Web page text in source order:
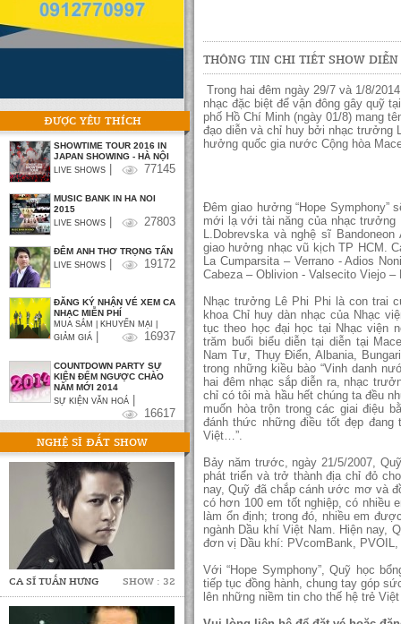
ĐƯỢC YÊU THÍCH
SHOWTIME TOUR 2016 IN
JAPAN SHOWING - HÀ NỘI
LIVE SHOWS 77145
MUSIC BANK IN HA NOI
2015
LIVE SHOWS 27803
ĐÊM ANH THƠ TRỌNG TẤN
LIVE SHOWS 19172
ĐĂNG KÝ NHẬN VÉ XEM CA
NHẠC MIỄN PHÍ
MUA SẮM | KHUYẾN MẠI |
GIẢM GIÁ
16937
COUNTDOWN PARTY SỰ
KIỆN ĐẾM NGƯỢC CHÀO
NĂM MỚI 2014
SỰ KIỆN VĂN HOÁ
16617
NGHỆ SĨ ĐẮT SHOW
CA SĨ TUẤN HƯNG SHOW : 32
THÔNG TIN CHI TIẾT SHOW DIỄN
Trong hai đêm ngày 29/7 và 1/8/
nhạc đặc biệt để vận đông gây quỹ
phố Hồ Chí Minh (ngày 01/8) mang
đạo diễn và chỉ huy bởi nhạc trưởng
hưởng quốc gia nước Cộng hòa
Đêm giao hưởng “Hope Symphony”
mới lạ với tài năng của nhạc
L.Dobrevska và nghệ sĩ
giao hưởng nhạc vũ kịch TP HCM.
La Cumparsita – Verrano - Adios
Cabeza – Oblivion - Valsecito Viejo
Nhạc trưởng Lê Phi Phi là con trai
khoa Chỉ huy dàn nhạc của Nhạc
tục theo học đại học tại Nhạc viện
trăm buổi biểu diễn tại diễn tại
Nam Tư, Thụy Điển, Albania,
trong những kiều bào “Vinh danh
hai đêm nhạc sắp diễn ra, nhạc
chỉ có tôi mà hầu hết chúng ta đều
muốn hòa trộn trong các giai điệu
đánh thức những điều tốt đẹp
Việt…”.
Bảy năm trước, ngày 21/5/2007,
phát triển và trở thành địa chỉ đỏ
nay, Quỹ đã chắp cánh ước mơ và
có hơn 100 em tốt nghiệp, có nhiều
làm ổn định; trong đó, nhiều em
ngành Dầu khí Việt Nam. Hiện nay,
đơn vị Dầu khí: PVcomBank,
Với “Hope Symphony”, Quỹ học
tiếp tục đồng hành, chung tay góp
lên những niềm tin cho thế hệ trẻ